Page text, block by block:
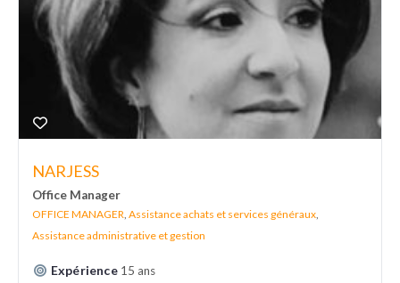
NARJESS
Office Manager
OFFICE MANAGER, Assistance achats et services généraux,
Assistance administrative et gestion
Expérience 15 ans